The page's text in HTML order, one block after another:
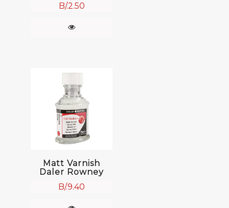
B/.2.50
Matt Varnish
Daler Rowney
B/.9.40